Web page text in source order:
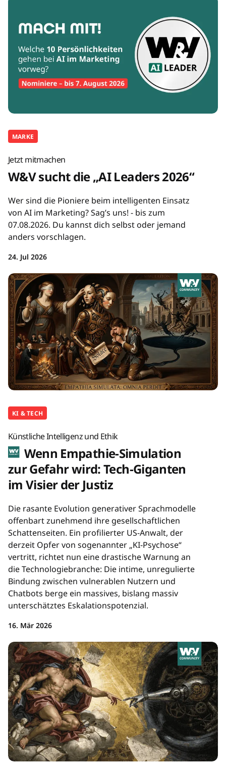
MARKE
Jetzt mitmachen
W&V sucht die „AI Leaders 2026“
Wer sind die Pioniere beim intelligenten Einsatz
von AI im Marketing? Sag’s uns! - bis zum
07.08.2026. Du kannst dich selbst oder jemand
anders vorschlagen.
24. Jul 2026
KI & TECH
Künstliche Intelligenz und Ethik
Wenn Empathie-Simulation
zur Gefahr wird: Tech-Giganten
im Visier der Justiz
Die rasante Evolution generativer Sprachmodelle
offenbart zunehmend ihre gesellschaftlichen
Schattenseiten. Ein profilierter US-Anwalt, der
derzeit Opfer von sogenannter „KI-Psychose“
vertritt, richtet nun eine drastische Warnung an
die Technologiebranche: Die intime, unregulierte
Bindung zwischen vulnerablen Nutzern und
Chatbots berge ein massives, bislang massiv
unterschätztes Eskalationspotenzial.
16. Mär 2026